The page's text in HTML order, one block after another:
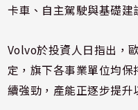
卡車、自主駕駛與基礎建
Volvo於投資人日指出，
定，旗下各事業單位均
續強勁，產能正逐步提升